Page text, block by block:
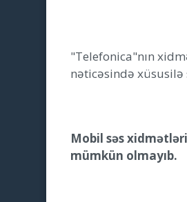
"Telefonica"nın
nəticəsində
Mobil səs
mümkün olmayıb.